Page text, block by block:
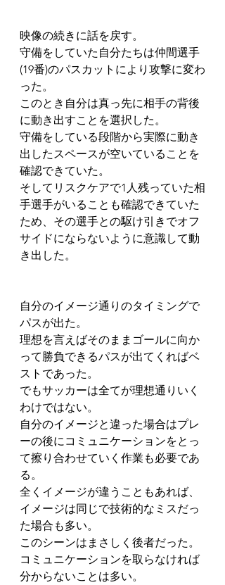
映像の続きに話を戻す。
守備をしていた自分たちは仲間選手
(19番)のパスカットにより攻撃に変わ
った。
このとき自分は真っ先に相手の背後
に動き出すことを選択した。
守備をしている段階から実際に動き
出したスペースが空いていることを
確認できていた。
そしてリスクケアで1人残っていた相
手選手がいることも確認できていた
ため、その選手との駆け引きでオフ
サイドにならないように意識して動
き出した。
自分のイメージ通りのタイミングで
パスが出た。
理想を言えばそのままゴールに向か
って勝負できるパスが出てくればベ
ストであった。
でもサッカーは全てが理想通りいく
わけではない。
自分のイメージと違った場合はプレ
ーの後にコミュニケーションをとっ
て擦り合わせていく作業も必要であ
る。
全くイメージが違うこともあれば、
イメージは同じで技術的なミスだっ
た場合も多い。
このシーンはまさしく後者だった。
コミュニケーションを取らなければ
分からないことは多い。